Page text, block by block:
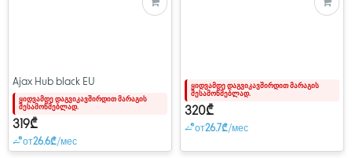
Ajax Hub black EU
ყიდვამდე დაგვიკავშირდით მარაგის
შესამოწმებლად.
319₾
от26.6₾/мес
ყიდვამდე დაგვიკავშირდით მარაგის
შესამოწმებლად.
320₾
от26.7₾/мес